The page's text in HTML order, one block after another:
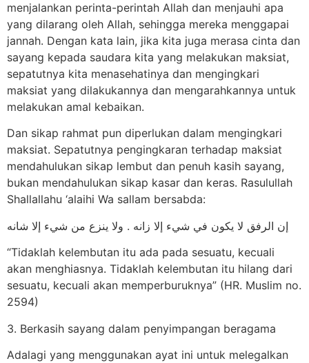
menjalankan perinta-perintah Allah dan menjauhi apa
yang dilarang oleh Allah, sehingga mereka menggapai
jannah. Dengan kata lain, jika kita juga merasa cinta dan
sayang kepada saudara kita yang melakukan maksiat,
sepatutnya kita menasehatinya dan mengingkari
maksiat yang dilakukannya dan mengarahkannya untuk
melakukan amal kebaikan.
Dan sikap rahmat pun diperlukan dalam mengingkari
maksiat. Sepatutnya pengingkaran terhadap maksiat
mendahulukan sikap lembut dan penuh kasih sayang,
bukan mendahulukan sikap kasar dan keras. Rasulullah
Shallallahu ‘alaihi Wa sallam bersabda:
إن الرفق لا يكون في شيء إلا زانه . ولا ينزع من شيء إلا شانه
“Tidaklah kelembutan itu ada pada sesuatu, kecuali
akan menghiasnya. Tidaklah kelembutan itu hilang dari
sesuatu, kecuali akan memperburuknya” (HR. Muslim no.
2594)
3. Berkasih sayang dalam penyimpangan beragama
Adalagi yang menggunakan ayat ini untuk melegalkan